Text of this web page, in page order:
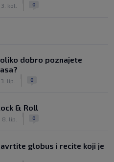
3. kol. 0
dobro poznajete
lip. 0
& Roll
8. lip. 0
globus i recite koji je